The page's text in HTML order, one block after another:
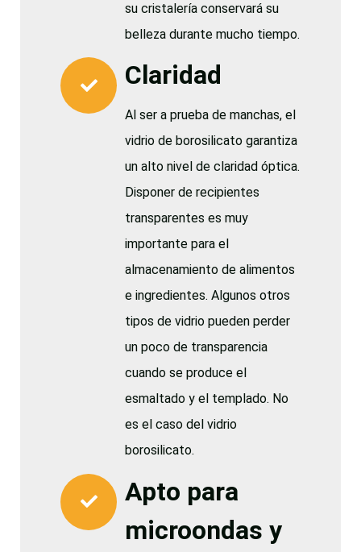
su cristalería conservará su
belleza durante mucho tiempo.
Claridad
Al ser a prueba de manchas, el
vidrio de borosilicato garantiza
un alto nivel de claridad óptica.
Disponer de recipientes
transparentes es muy
importante para el
almacenamiento de alimentos
e ingredientes. Algunos otros
tipos de vidrio pueden perder
un poco de transparencia
cuando se produce el
esmaltado y el templado. No
es el caso del vidrio
borosilicato.
Apto para
microondas y